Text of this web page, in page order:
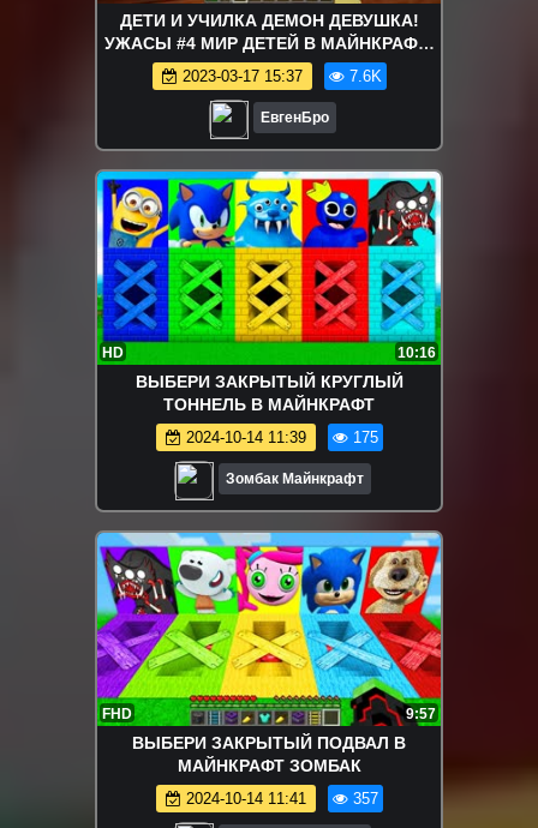
ДЕТИ И УЧИЛКА ДЕМОН ДЕВУШКА!
УЖАСЫ #4 МИР ДЕТЕЙ В МАЙНКРАФТ!
КТО ТВОЙ ПАПОЧКА! ДЕТИ MINECRAFT!
2023-03-17 15:37 7.6K
ЕвгенБро
HD 10:16
ВЫБЕРИ ЗАКРЫТЫЙ КРУГЛЫЙ
ТОННЕЛЬ В МАЙНКРАФТ
2024-10-14 11:39 175
Зомбак Майнкрафт
FHD 9:57
ВЫБЕРИ ЗАКРЫТЫЙ ПОДВАЛ В
МАЙНКРАФТ ЗОМБАК
2024-10-14 11:41 357